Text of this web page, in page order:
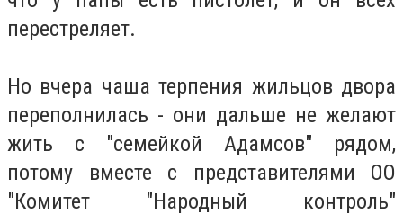
перестреляет.
Но вчера чаша терпения жильцов двора
переполнилась - они дальше не желают
жить с "семейкой Адамсов" рядом,
потому вместе с представителями ОО
"Комитет "Народный контроль"